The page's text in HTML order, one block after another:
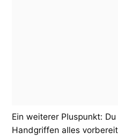
Ein weiterer Pluspunkt:
Handgriffen alles